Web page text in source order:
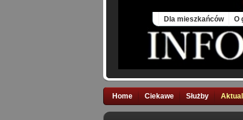
Dla mieszkańców O
Home Ciekawe Służby